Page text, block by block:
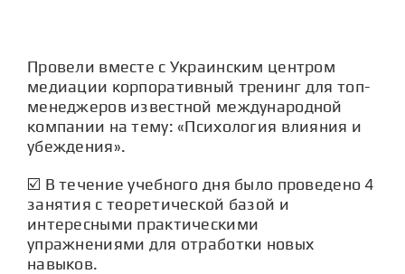
СТАТЬИ
КОНТАКТЫ
Провели вместе с Украинским центром
медиации корпоративный тренинг для топ-
менеджеров известной международной
компании на тему: «Психология влияния и
убеждения».
☑️ В течение учебного дня было проведено 4
занятия с теоретической базой и
интересными практическими
упражнениями для отработки новых
навыков.